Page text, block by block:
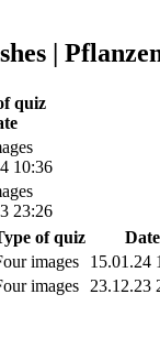
|
quiz
10:36
23:26
of quiz
Date
images
15.01.24
images 23.12.23